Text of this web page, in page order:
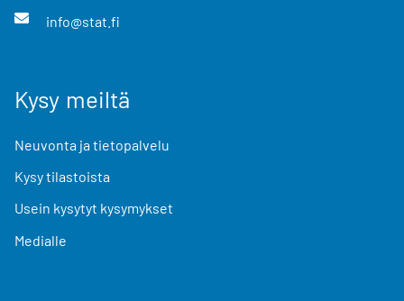
info@stat.fi
Kysy meiltä
Neuvonta ja tietopalvelu
Kysy tilastoista
Usein kysytyt kysymykset
Medialle